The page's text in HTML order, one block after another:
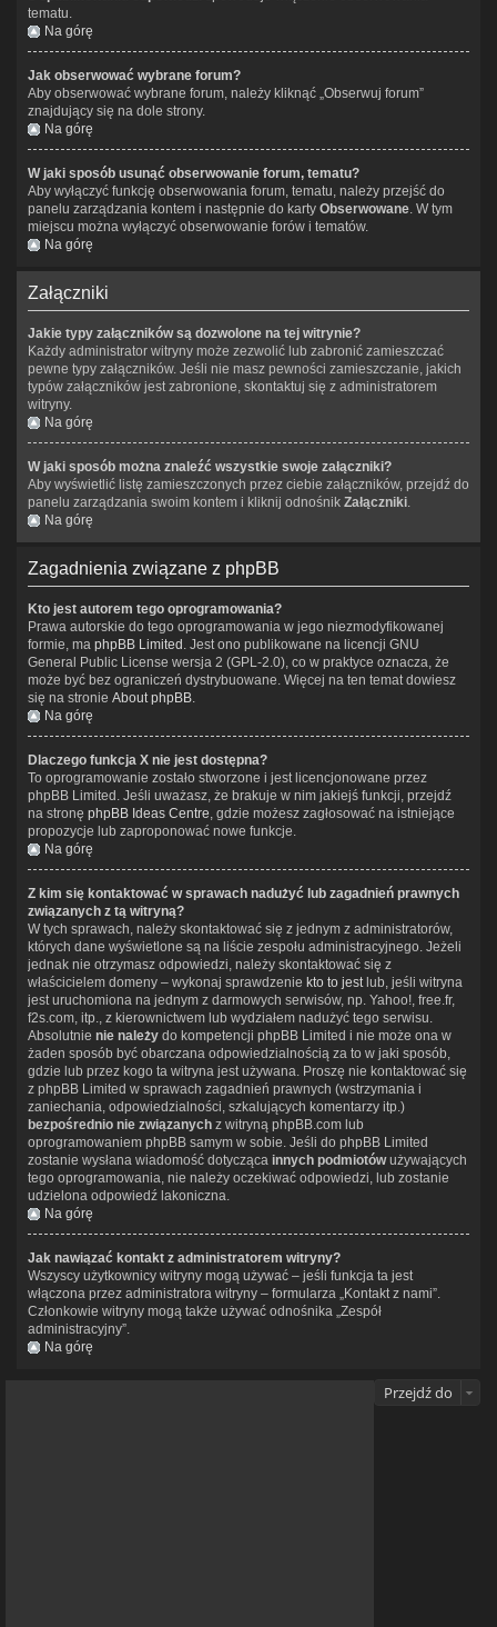
tematu.
Na górę
Jak obserwować wybrane forum?
Aby obserwować wybrane forum, należy kliknąć „Obserwuj forum”
znajdujący się na dole strony.
Na górę
W jaki sposób usunąć obserwowanie forum, tematu?
Aby wyłączyć funkcję obserwowania forum, tematu, należy przejść do
panelu zarządzania kontem i następnie do karty Obserwowane. W tym
miejscu można wyłączyć obserwowanie forów i tematów.
Na górę
Załączniki
Jakie typy załączników są dozwolone na tej witrynie?
Każdy administrator witryny może zezwolić lub zabronić zamieszczać
pewne typy załączników. Jeśli nie masz pewności zamieszczanie, jakich
typów załączników jest zabronione, skontaktuj się z administratorem
witryny.
Na górę
W jaki sposób można znaleźć wszystkie swoje załączniki?
Aby wyświetlić listę zamieszczonych przez ciebie załączników, przejdź do
panelu zarządzania swoim kontem i kliknij odnośnik Załączniki.
Na górę
Zagadnienia związane z phpBB
Kto jest autorem tego oprogramowania?
Prawa autorskie do tego oprogramowania w jego niezmodyfikowanej
formie, ma phpBB Limited. Jest ono publikowane na licencji GNU
General Public License wersja 2 (GPL-2.0), co w praktyce oznacza, że
może być bez ograniczeń dystrybuowane. Więcej na ten temat dowiesz
się na stronie About phpBB.
Na górę
Dlaczego funkcja X nie jest dostępna?
To oprogramowanie zostało stworzone i jest licencjonowane przez
phpBB Limited. Jeśli uważasz, że brakuje w nim jakiejś funkcji, przejdź
na stronę phpBB Ideas Centre, gdzie możesz zagłosować na istniejące
propozycje lub zaproponować nowe funkcje.
Na górę
Z kim się kontaktować w sprawach nadużyć lub zagadnień prawnych
związanych z tą witryną?
W tych sprawach, należy skontaktować się z jednym z administratorów,
których dane wyświetlone są na liście zespołu administracyjnego. Jeżeli
jednak nie otrzymasz odpowiedzi, należy skontaktować się z
właścicielem domeny – wykonaj sprawdzenie kto to jestlub, jeśli witryna
jest uruchomiona na jednym z darmowych serwisów, np. Yahoo!, free.fr,
f2s.com, itp., z kierownictwem lub wydziałem nadużyć tego serwisu.
Absolutnie nie należy do kompetencji phpBB Limited i nie może ona w
żaden sposób być obarczana odpowiedzialnością za to w jaki sposób,
gdzie lub przez kogo ta witryna jest używana. Proszę nie kontaktować się
z phpBB Limited w sprawach zagadnień prawnych (wstrzymania i
zaniechania, odpowiedzialności, szkalujących komentarzy itp.)
bezpośrednio nie związanych z witryną phpBB.com lub
oprogramowaniem phpBB samym w sobie. Jeśli do phpBB Limited
zostanie wysłana wiadomość dotycząca innych podmiotówużywających
tego oprogramowania, nie należy oczekiwać odpowiedzi, lub zostanie
udzielona odpowiedź lakoniczna.
Na górę
Jak nawiązać kontakt z administratorem witryny?
Wszyscy użytkownicy witryny mogą używać – jeśli funkcja ta jest
włączona przez administratora witryny – formularza „Kontakt z nami”.
Członkowie witryny mogą także używać odnośnika „Zespół
administracyjny”.
Na górę
Przejdź do